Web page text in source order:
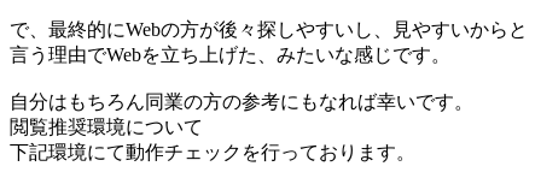
で、最終的にWebの方が後々探しやすいし、見やすいからと
言う理由でWebを立ち上げた、みたいな感じです。
自分はもちろん同業の方の参考にもなれば幸いです。
閲覧推奨環境について
下記環境にて動作チェックを行っております。